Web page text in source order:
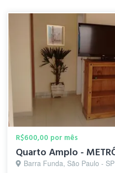
R$600,00 por mês
Barra Funda, São Paulo - SP